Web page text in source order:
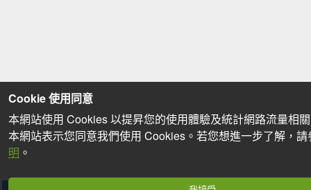
Cookie 使用同意
本網站使用 Cookies 以提昇您的使用體驗及統計網路流量相
本網站表示您同意我們使用 Cookies。若您想進一步了解，
明 。